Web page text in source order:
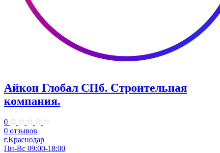
Айкон Глобал СПб. Строительная
компания.
0
0 отзывов
г.Краснодар
Пн-Вс 09:00-18:00